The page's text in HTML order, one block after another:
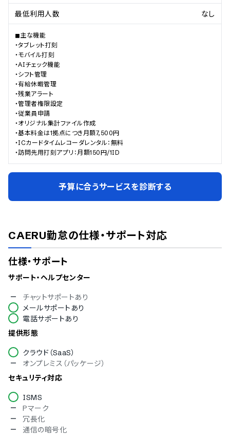
最低利用人数 なし
◼︎主な機能
・タブレット打刻
・モバイル打刻
・AIチェック機能
・シフト管理
・有給休暇管理
・残業アラート
・管理者権限設定
・従業員申請
・オリジナル集計ファイル作成
・基本料金は1拠点につき月額7,500円
・ICカードタイムレコーダレンタル：無料
・訪問先用打刻アプリ：月額150円/1ID
予算に合うサービスを診断する
CAERU勤怠の仕様・サポート対応
仕様・サポート
サポート・ヘルプセンター
チャットサポートあり
メールサポートあり
電話サポートあり
提供形態
クラウド（SaaS）
オンプレミス（パッケージ）
セキュリティ対応
ISMS
Pマーク
冗長化
通信の暗号化